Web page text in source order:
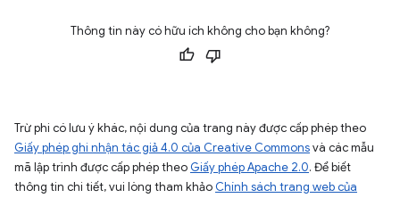
Thông tin này có hữu ích không cho bạn không?
Trừ phi có lưu ý khác, nội dung của trang này được cấp phép theo
Giấy phép ghi nhận tác giả 4.0 của Creative Commonsvà các mẫu
mã lập trình được cấp phép theo Giấy phép Apache 2.0. Để biết
thông tin chi tiết, vui lòng tham khảo Chính sách trang web của